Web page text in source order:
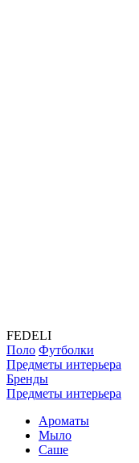
FEDELI
Поло Футболки
Предметы интерьера
Бренды
Предметы интерьера
Ароматы
Мыло
Саше